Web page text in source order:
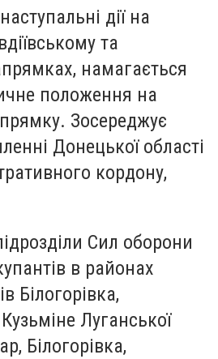
дії на
та
намагається
положення на
Зосереджує
Донецької області
кордону,
Сил оборони
в районах
Білогорівка,
Луганської
Білогорівка,